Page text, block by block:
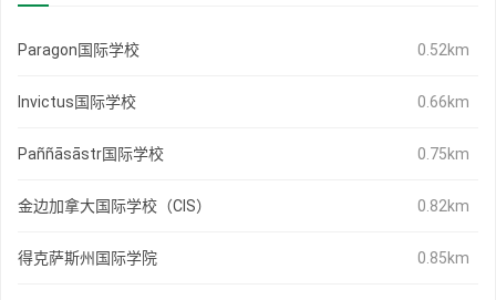
Paragon国际学校 0.52km
Invictus国际学校 0.66km
Paññāsāstr国际学校 0.75km
金边加拿大国际学校（CIS） 0.82km
得克萨斯州国际学院 0.85km